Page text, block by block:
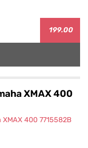
199.00
XMAX 400